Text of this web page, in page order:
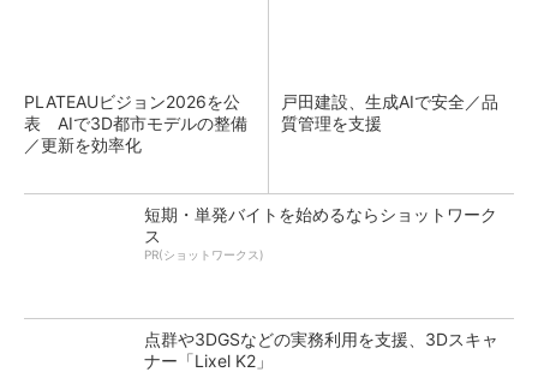
PLATEAUビジョン2026を公
表 AIで3D都市モデルの整備
／更新を効率化
戸田建設、生成AIで安全／品
質管理を支援
短期・単発バイトを始めるならショットワーク
ス
PR(ショットワークス)
点群や3DGSなどの実務利用を支援、3Dスキャ
ナー「Lixel K2」